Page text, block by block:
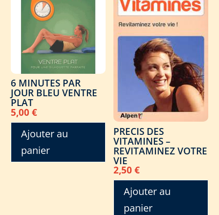
6 MINUTES PAR
JOUR BLEU VENTRE
PLAT
5,00€
Ajouter au
panier
PRECIS DES
VITAMINES –
REVITAMINEZ VOTRE
VIE
2,50€
Ajouter au
panier